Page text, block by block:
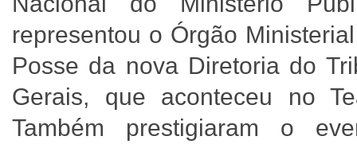
representou o Órgão
Posse da nova Diretoria do
Gerais, que aconteceu no
Também prestigiaram o